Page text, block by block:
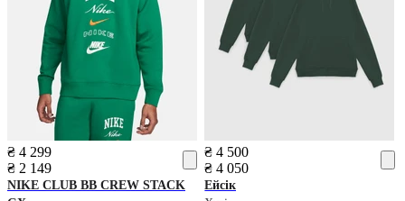
₴ 4 299
₴ 2 149
NIKE CLUB BB CREW STACK
₴ 4 500
₴ 4 050
Ейсік